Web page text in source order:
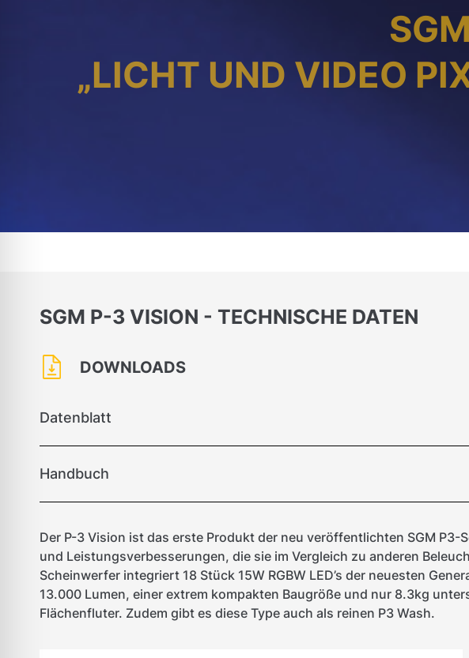
„LICHT UND VIDEO
SGM P-3 VISION - TECHNISCHE DATEN
DOWNLOADS
Datenblatt
Handbuch
Der P-3 Vision ist das erste Produkt der neu veröffentlichten SGM
und Leistungsverbesserungen, die sie im Vergleich zu anderen
Scheinwerfer integriert 18 Stück 15W RGBW LED’s der neuesten
13.000 Lumen, einer extrem kompakten Baugröße und nur 8.3kg
Flächenfluter. Zudem gibt es diese Type auch als reinen P3 Wash.